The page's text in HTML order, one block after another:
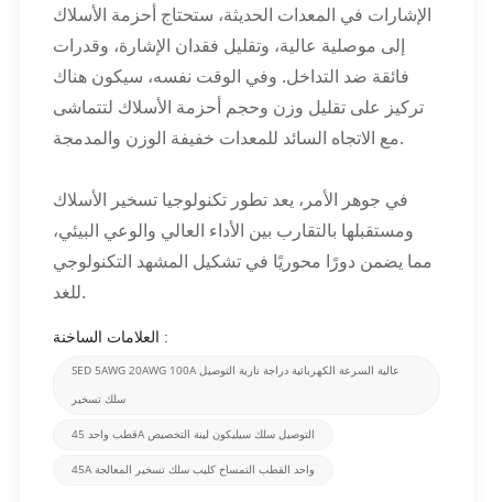
الإشارات في المعدات الحديثة، ستحتاج أحزمة الأسلاك
إلى موصلية عالية، وتقليل فقدان الإشارة، وقدرات
فائقة ضد التداخل. وفي الوقت نفسه، سيكون هناك
تركيز على تقليل وزن وحجم أحزمة الأسلاك لتتماشى
مع الاتجاه السائد للمعدات خفيفة الوزن والمدمجة.
في جوهر الأمر، يعد تطور تكنولوجيا تسخير الأسلاك
ومستقبلها بالتقارب بين الأداء العالي والوعي البيئي،
مما يضمن دورًا محوريًا في تشكيل المشهد التكنولوجي
للغد.
العلامات الساخنة :
SED 5AWG 20AWG 100A عالية السرعة الكهربائية دراجة نارية التوصيل
سلك تسخير
قطب واحد 45A التوصيل سلك سيليكون لينة التخصيص
45A واحد القطب التمساح كليب سلك تسخير المعالجة